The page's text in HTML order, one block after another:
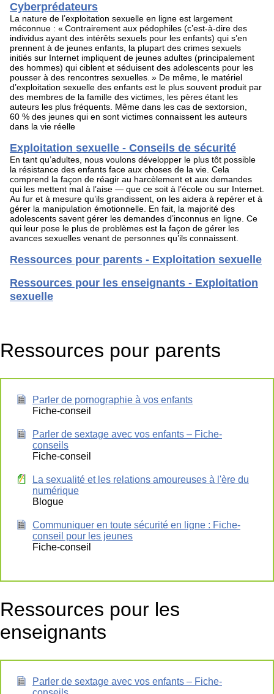
Cyberprédateurs
La nature de l’exploitation sexuelle en ligne est largement
méconnue : « Contrairement aux pédophiles (c’est-à-dire des
individus ayant des intérêts sexuels pour les enfants) qui s’en
prennent à de jeunes enfants, la plupart des crimes sexuels
initiés sur Internet impliquent de jeunes adultes (principalement
des hommes) qui ciblent et séduisent des adolescents pour les
pousser à des rencontres sexuelles. » De même, le matériel
d’exploitation sexuelle des enfants est le plus souvent produit par
des membres de la famille des victimes, les pères étant les
auteurs les plus fréquents. Même dans les cas de sextorsion,
60 % des jeunes qui en sont victimes connaissent les auteurs
dans la vie réelle
Exploitation sexuelle - Conseils de sécurité
En tant qu’adultes, nous voulons développer le plus tôt possible
la résistance des enfants face aux choses de la vie. Cela
comprend la façon de réagir au harcèlement et aux demandes
qui les mettent mal à l’aise — que ce soit à l’école ou sur Internet.
Au fur et à mesure qu’ils grandissent, on les aidera à repérer et à
gérer la manipulation émotionnelle. En fait, la majorité des
adolescents savent gérer les demandes d’inconnus en ligne. Ce
qui leur pose le plus de problèmes est la façon de gérer les
avances sexuelles venant de personnes qu’ils connaissent.
Ressources pour parents - Exploitation sexuelle
Ressources pour les enseignants - Exploitation
sexuelle
Ressources pour parents
Parler de pornographie à vos enfants
Fiche-conseil
Parler de sextage avec vos enfants – Fiche-
conseils
Fiche-conseil
La sexualité et les relations amoureuses à l'ère du
numérique
Blogue
Communiquer en toute sécurité en ligne : Fiche-
conseil pour les jeunes
Fiche-conseil
Ressources pour les
enseignants
Parler de sextage avec vos enfants – Fiche-